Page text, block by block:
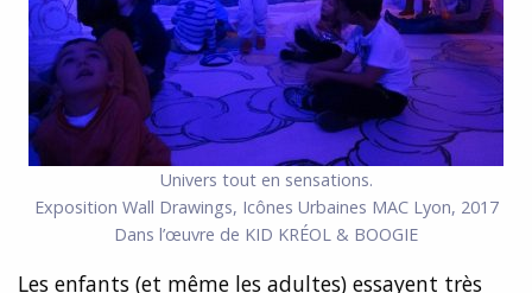
Univers tout en sensations.
Exposition Wall Drawings, Icônes Urbaines MAC Lyon, 2017
Dans l’œuvre de KID KRÉOL & BOOGIE
Les enfants (et même les adultes) essayent très